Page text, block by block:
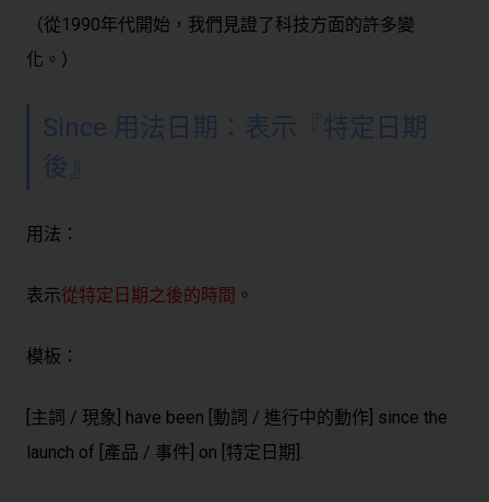
（從1990年代開始，我們見證了科技方面的許多變
化。）
Since 用法日期：表示『特定日期
後』
用法：
表示從特定日期之後的時間 。
模板：
[主詞 / 現象] have been [動詞 / 進行中的動作] since the
launch of [產品 / 事件] on [特定日期].